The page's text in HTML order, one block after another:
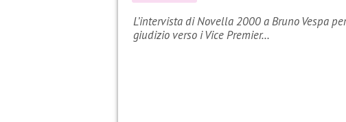
L’intervista di Novella 2000 a Bruno Vespa
giudizio verso i Vice Premier…